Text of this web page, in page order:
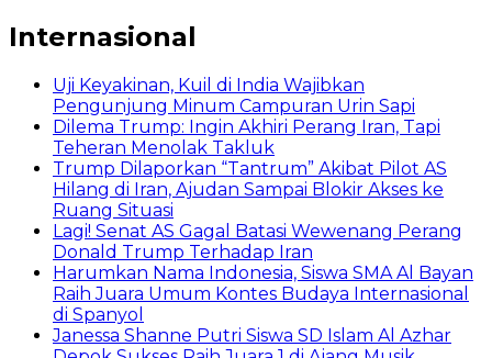
Internasional
Uji Keyakinan, Kuil di India Wajibkan
Pengunjung Minum Campuran Urin Sapi
Dilema Trump: Ingin Akhiri Perang Iran, Tapi
Teheran Menolak Takluk
Trump Dilaporkan “Tantrum” Akibat Pilot AS
Hilang di Iran, Ajudan Sampai Blokir Akses ke
Ruang Situasi
Lagi! Senat AS Gagal Batasi Wewenang Perang
Donald Trump Terhadap Iran
Harumkan Nama Indonesia, Siswa SMA Al Bayan
Raih Juara Umum Kontes Budaya Internasional
di Spanyol
Janessa Shanne Putri Siswa SD Islam Al Azhar